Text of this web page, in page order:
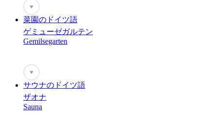
♥
菜園のドイツ語
ゲミューゼガルテン
Gemilsegarten
♥
サウナのドイツ語
ザオナ
Sauna